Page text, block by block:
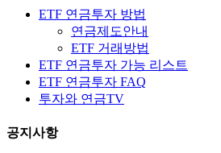
ETF 연금투자 방법
연금제도안내
ETF 거래방법
ETF 연금투자 가능 리스트
ETF 연금투자 FAQ
투자와 연금TV
공지사항